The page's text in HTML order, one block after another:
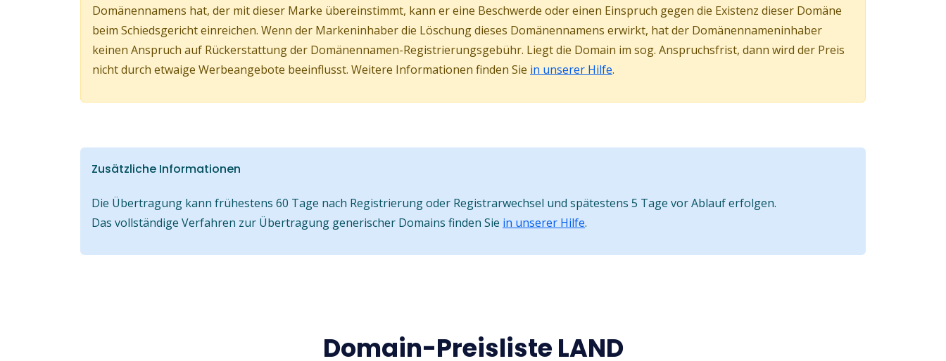
Domänennamens hat, der mit dieser Marke übereinstimmt, kann er eine Beschwerde oder einen Einspruch gegen die Existenz dieser Domäne
beim Schiedsgericht einreichen. Wenn der Markeninhaber die Löschung dieses Domänennamens erwirkt, hat der Domänennameninhaber
keinen Anspruch auf Rückerstattung der Domänennamen-Registrierungsgebühr. Liegt die Domain im sog. Anspruchsfrist, dann wird der Preis
nicht durch etwaige Werbeangebote beeinflusst. Weitere Informationen finden Sie in unserer Hilfe.
Zusätzliche Informationen
Die Übertragung kann frühestens 60 Tage nach Registrierung oder Registrarwechsel und spätestens 5 Tage vor Ablauf erfolgen.
Das vollständige Verfahren zur Übertragung generischer Domains finden Sie in unserer Hilfe.
Domain-Preisliste LAND